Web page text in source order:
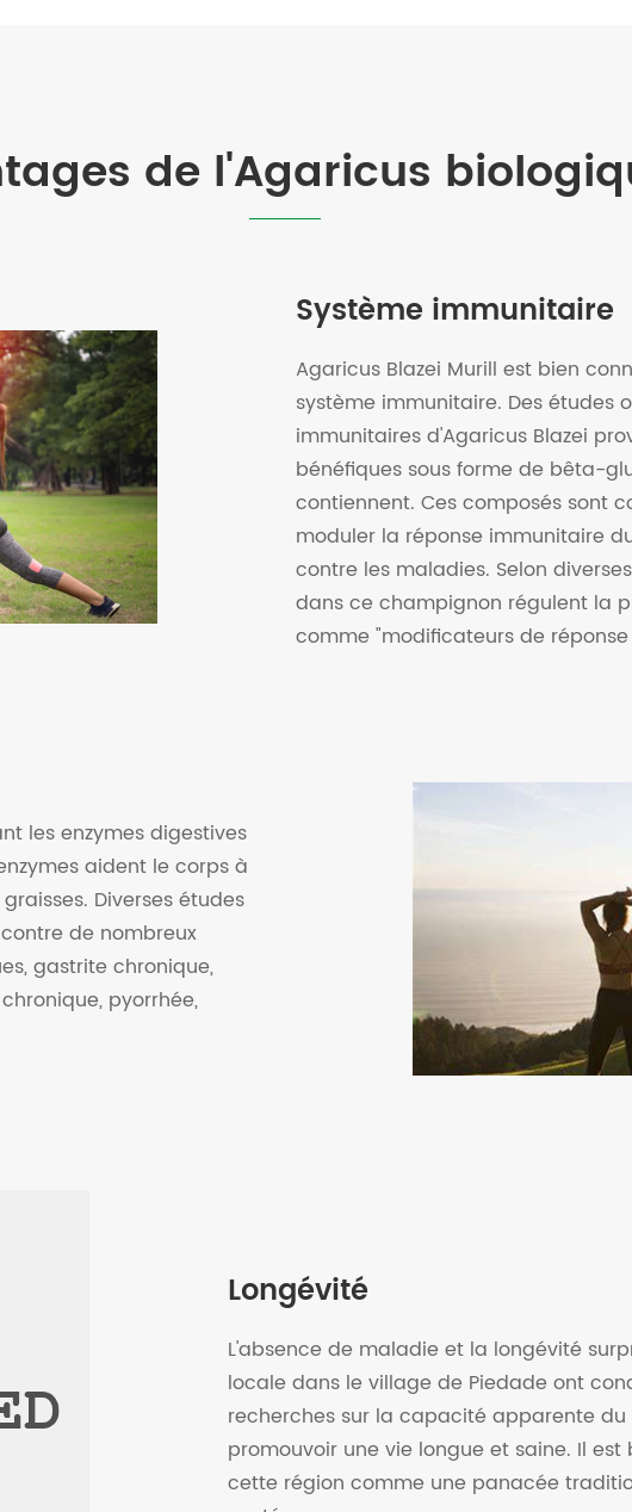
de l'Agaricus
Système immunitaire
Agaricus Blazei Murill est bien
système immunitaire. Des études
immunitaires d'Agaricus Blazei
bénéfiques sous forme de bêta-
contiennent. Ces composés sont
moduler la réponse immunitaire
contre les maladies. Selon
dans ce champignon régulent la
comme "modificateurs de
les enzymes digestives
aident le corps à
Diverses études
de nombreux
gastrite chronique,
pyorrhée,
Longévité
L'absence de maladie et la longévité
locale dans le village de Piedade ont
recherches sur la capacité apparente
promouvoir une vie longue et saine. Il
cette région comme une panacée